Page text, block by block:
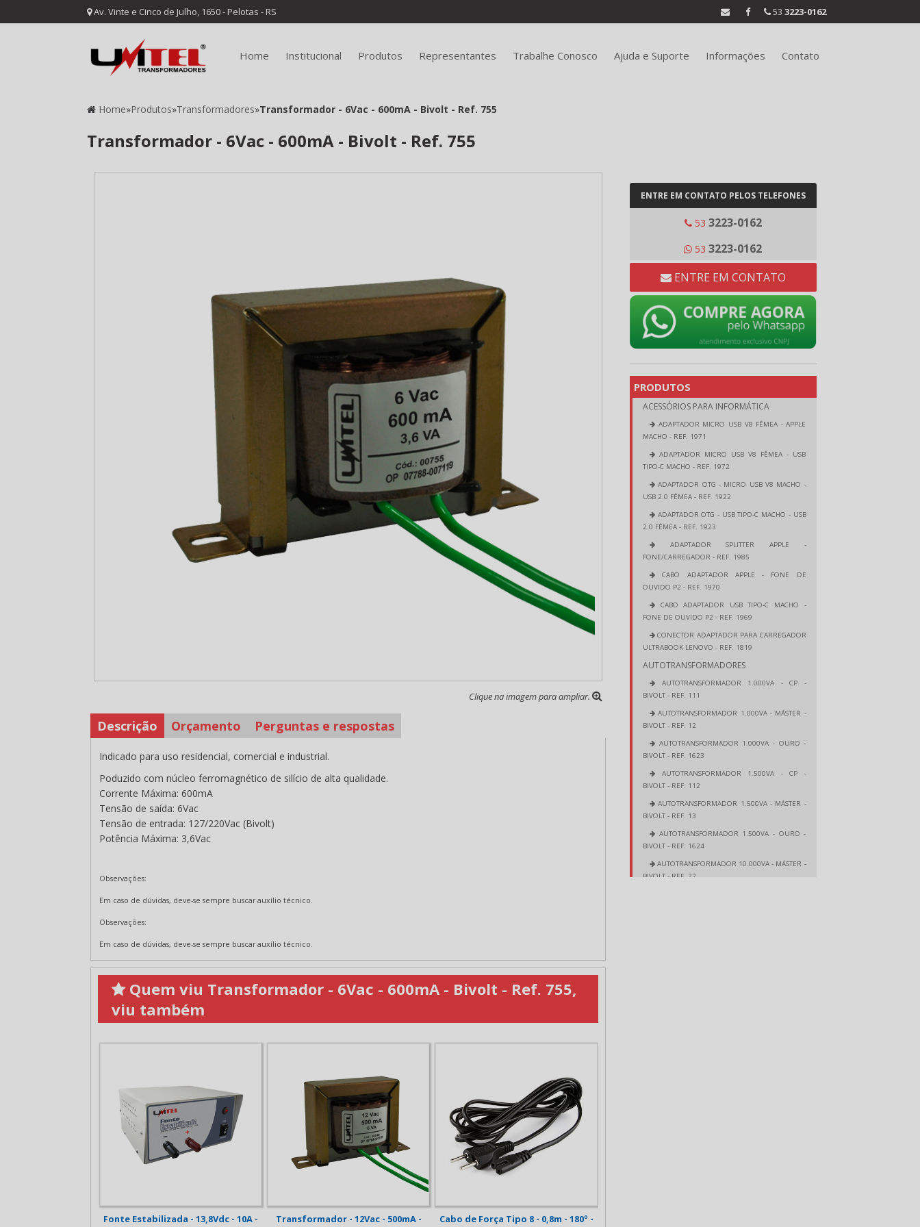
Av. Vinte e Cinco de Julho, 1650 - Pelotas - RS 53 3223-0162
Home Institucional Produtos Representantes Trabalhe Conosco Ajuda e Suporte Informações Contato
Home»Produtos»Transformadores»Transformador - 6Vac - 600mA - Bivolt - Ref. 755
Transformador - 6Vac - 600mA - Bivolt - Ref. 755
Clique na imagem para ampliar.
Descrição Orçamento Perguntas e respostas
Indicado para uso residencial, comercial e industrial.
Poduzido com núcleo ferromagnético de silício de alta qualidade.
Corrente Máxima: 600mA
Tensão de saída: 6Vac
Tensão de entrada: 127/220Vac (Bivolt)
Potência Máxima: 3,6Vac
Observações:
Em caso de dúvidas, deve-se sempre buscar auxílio técnico.
Observações:
Em caso de dúvidas, deve-se sempre buscar auxílio técnico.
Quem viu Transformador - 6Vac - 600mA - Bivolt - Ref. 755,
viu também
Transformador - 12Vac - 500mA -
Cabo de Força Tipo 8 - 0,8m - 180º -
Fonte Casio CTK 811 - 12Vdc - 2A -
ENTRE EM CONTATO PELOS TELEFONES
53 3223-0162
533223-0162
ENTRE EM CONTATO
PRODUTOS
ACESSÓRIOS PARA INFORMÁTICA
ADAPTADOR MICRO USB V8 FÊMEA - APPLE
MACHO - REF. 1971
ADAPTADOR MICRO USB V8 FÊMEA - USB
TIPO-C MACHO - REF. 1972
ADAPTADOR OTG - MICRO USB V8 MACHO -
USB 2.0 FÊMEA - REF. 1922
ADAPTADOR OTG - USB TIPO-C MACHO - USB
2.0 FÊMEA - REF. 1923
ADAPTADOR SPLITTER APPLE -
FONE/CARREGADOR - REF. 1985
CABO ADAPTADOR APPLE - FONE DE
OUVIDO P2 - REF. 1970
CABO ADAPTADOR USB TIPO-C MACHO -
FONE DE OUVIDO P2 - REF. 1969
CONECTOR ADAPTADOR PARA CARREGADOR
ULTRABOOK LENOVO - REF. 1819
AUTOTRANSFORMADORES
AUTOTRANSFORMADOR 1.000VA - CP -
BIVOLT - REF. 111
AUTOTRANSFORMADOR 1.000VA - MÁSTER -
BIVOLT - REF. 12
AUTOTRANSFORMADOR 1.000VA - OURO -
BIVOLT - REF. 1623
AUTOTRANSFORMADOR 1.500VA - CP -
BIVOLT - REF. 112
AUTOTRANSFORMADOR 1.500VA - MÁSTER -
BIVOLT - REF. 13
AUTOTRANSFORMADOR 1.500VA - OURO -
BIVOLT - REF. 1624
AUTOTRANSFORMADOR 10.000VA - MÁSTER -
BIVOLT - REF. 22